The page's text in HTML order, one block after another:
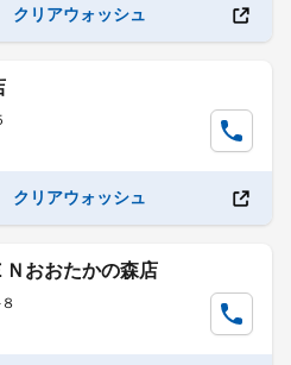
リアウォッシュ
リアウォッシュ
おおたかの森店